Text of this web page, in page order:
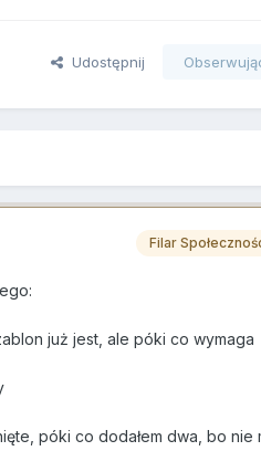
Udostępnij
Filar
już jest, ale póki co wymaga
póki co dodałem dwa, bo nie